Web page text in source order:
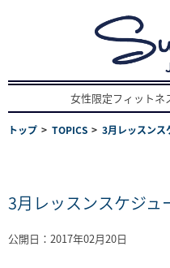
女性限定フィットネ
トップ TOPICS 3月レッスンス
3月レッスンスケジュ
公開日：2017年02月20日